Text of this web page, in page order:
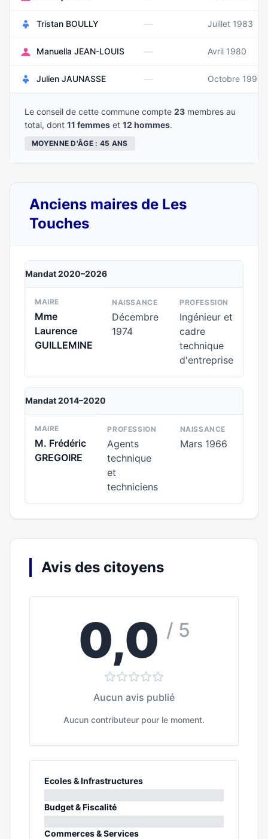
Tristan BOULLY — Juillet 1983
Manuella JEAN-LOUIS — Avril 1980
Julien JAUNASSE — Octobre 1995
Le conseil de cette commune compte 23 membres au
total, dont 11 femmes et 12 hommes.
MOYENNE D'ÂGE : 45 ANS
Anciens maires de Les
Touches
Mandat 2020–2026
MAIRE
Mme
Laurence
GUILLEMINE
NAISSANCE
Décembre
1974
PROFESSION
Ingénieur et
cadre
technique
d'entreprise
Mandat 2014–2020
MAIRE
M. Frédéric
GREGOIRE
PROFESSION
Agents
technique
et
techniciens
NAISSANCE
Mars 1966
Avis des citoyens
0,0 / 5
Aucun avis publié
Aucun contributeur pour le moment.
Ecoles & Infrastructures
0%
Budget & Fiscalité
0%
Commerces & Services